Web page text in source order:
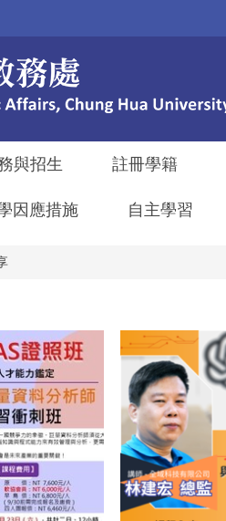
與招生 註冊學籍
因應措施 自主學習